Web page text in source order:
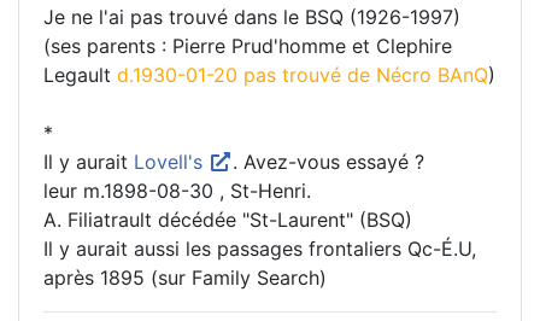
Je ne l'ai pas trouvé dans le BSQ (1926-1997)
(ses parents : Pierre Prud'homme et Clephire
Legault d.1930-01-20 pas trouvé de Nécro BAnQ)
*
Il y aurait Lovell's
. Avez-vous essayé ?
leur m.1898-08-30 , St-Henri.
A. Filiatrault décédée "St-Laurent" (BSQ)
Il y aurait aussi les passages frontaliers Qc-É.U,
après 1895 (sur Family Search)